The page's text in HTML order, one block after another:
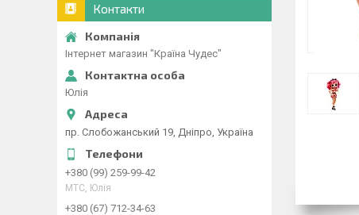
Контакти
Інтернет магазин "Країна Чудес"
Юлія
пр. Слобожанський 19, Дніпро, Україна
+380 (99) 259-99-42
МТС, Юлія
+380 (67) 712-34-63